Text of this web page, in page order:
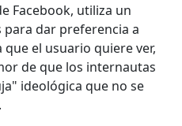
Facebook, utiliza un
dar preferencia a
el usuario quiere ver,
de que los internautas
ideológica que no se